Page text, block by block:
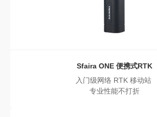
Sfaira ONE 便携式RTK
入门级网络 RTK 移动站
专业性能不打折